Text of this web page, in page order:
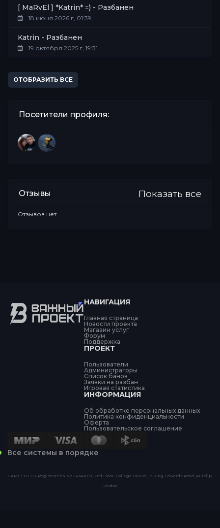
[ MaRvEl ] *Katrin* =) - Разбанен
18 июня 2026 г, 01:39
Katrin - Разбанен
19 октября 2025 г, 19:31
ОТОБРАЗИТЬ ВСЕ
Посетители профиля:
Отзывы Показать все
Отзывов нет
НАВИГАЦИЯ
Главная страница
Новости проекта
Магазин услуг
Форум
Поддержка
ПРОЕКТ
Пользователи
Администраторы
Список банов
Заявки на разбан
Игровая статистика
ИНФОРМАЦИЯ
Об обработке персональных данных
Политика конфиденциальности
Оферта
Пользовательское соглашение
Все системы в порядке
GAMETTI LTD, Registration No. 14348659, 2nd Floor, College House, 17 King Edwards Road, Ruislip,
London